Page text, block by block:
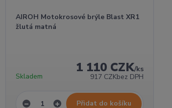
AIROH Motokrosové brýle Blast XR1
žlutá matná
1 110 CZK/ks
917 CZKbez DPH
Skladem
Přidat do košíku